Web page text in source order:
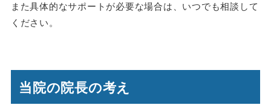
また具体的なサポートが必要な場合は、いつでも相談して
ください。
当院の院長の考え